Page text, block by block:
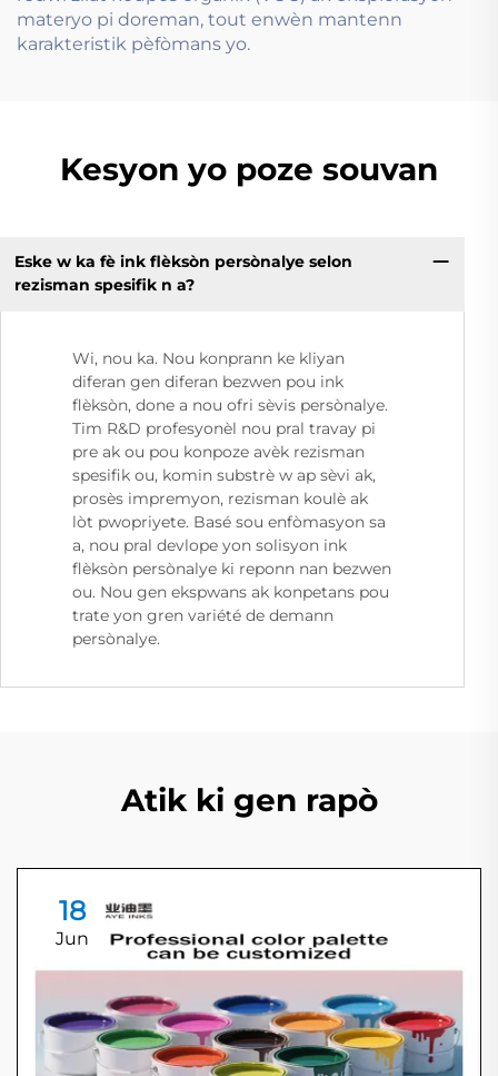
materyo pi doreman, tout enwèn mantenn
karakteristik pèfòmans yo.
Kesyon yo poze souvan
Eske w ka fè ink flèksòn persònalye selon
rezisman spesifik n a?
Wi, nou ka. Nou konprann ke kliyan
diferan gen diferan bezwen pou ink
flèksòn, done a nou ofri sèvis persònalye.
Tim R&D profesyonèl nou pral travay pi
pre ak ou pou konpoze avèk rezisman
spesifik ou, komin substrè w ap sèvi ak,
prosès impremyon, rezisman koulè ak
lòt pwopriyete. Basé sou enfòmasyon sa
a, nou pral devlope yon solisyon ink
flèksòn persònalye ki reponn nan bezwen
ou. Nou gen ekspwans ak konpetans pou
trate yon gren variété de demann
persònalye.
Atik ki gen rapò
18
Jun